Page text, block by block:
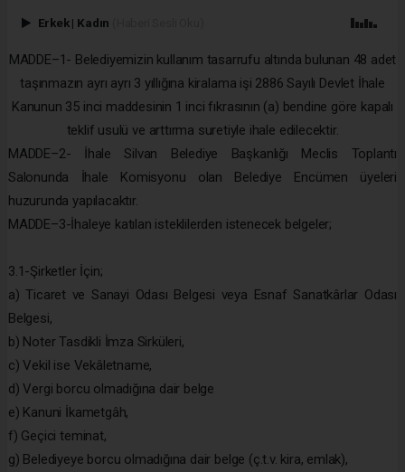
Erkek | Kadın
MADDE–1- Belediyemizin kullanım tasarrufu altında bulunan 48 adet
taşınmazın ayrı ayrı 3 yıllığına kiralama işi 2886 Sayılı Devlet İhale
Kanunun 35 inci maddesinin 1 inci fıkrasının (a) bendine göre kapalı
teklif usulü ve arttırma suretiyle ihale edilecektir.
MADDE–2- İhale Silvan Belediye Başkanlığı Meclis Toplantı
Salonunda İhale Komisyonu olan Belediye Encümen üyeleri
huzurunda yapılacaktır.
MADDE–3-İhaleye katılan isteklilerden istenecek belgeler;
3.1-Şirketler İçin;
a) Ticaret ve Sanayi Odası Belgesi veya Esnaf Sanatkârlar Odası
Belgesi,
b) Noter Tasdikli İmza Sirküleri,
c) Vekil ise Vekâletname,
d) Vergi borcu olmadığına dair belge
e) Kanuni İkametgâh,
f) Geçici teminat,
g) Belediyeye borcu olmadığına dair belge (ç.t.v. kira, emlak),